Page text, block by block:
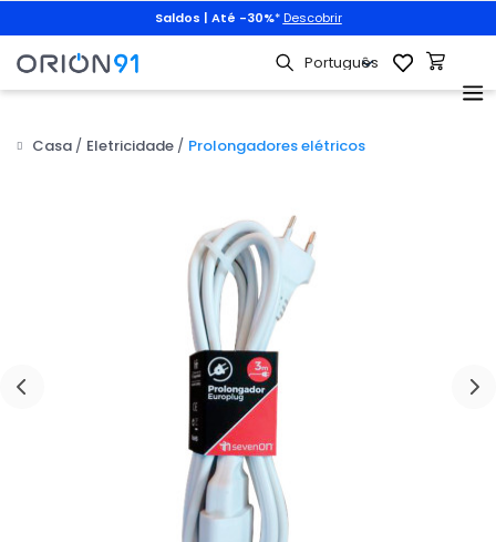
Saldos | Até -30%* Descobrir
Casa Eletricidade Prolongadores elétricos